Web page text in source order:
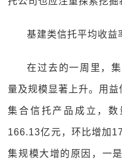
基建类信托平均收益
在过去的一周里，
量及规模显著上升。用
集合信托产品成立，
166.13亿元，环比增加
集规模大增的原因，一